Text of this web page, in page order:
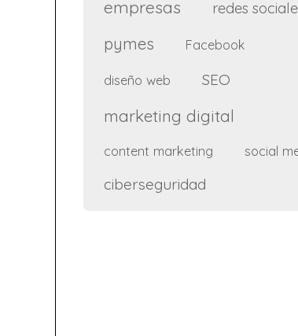
empresas redes
pymes Facebook
diseño web SEO
marketing digital
content marketing social
ciberseguridad